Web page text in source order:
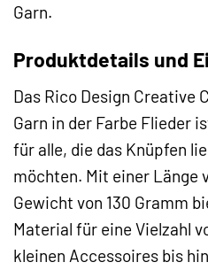
Garn.
Produktdetails und
Das Rico Design Creative
Garn in der Farbe Flieder
für alle, die das Knüpfen
möchten. Mit einer Länge
Gewicht von 130 Gramm
Material für eine Vielzahl
kleinen Accessoires bis